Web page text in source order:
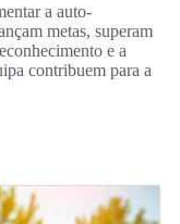
a auto-
metas, superam
e a
contribuem para a